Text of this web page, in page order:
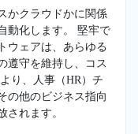
かクラウドかに関係
動化します。 堅牢で
ウェアは、あらゆる
遵守を維持し、コス
り、人事（HR）チ
の他のビジネス指向
されます。